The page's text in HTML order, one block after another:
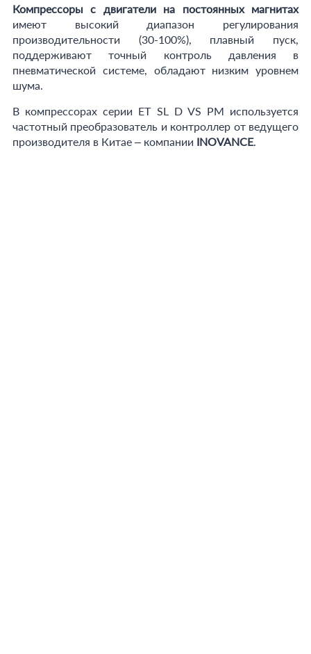
Компрессоры с двигатели на постоянных магнитах
имеют высокий диапазон регулирования
производительности (30-100%), плавный пуск,
поддерживают точный контроль давления в
пневматической системе, обладают низким уровнем
шума.
В компрессорах серии ET SL D VS PM используется
частотный преобразователь и контроллер от ведущего
производителя в Китае – компании INOVANCE.